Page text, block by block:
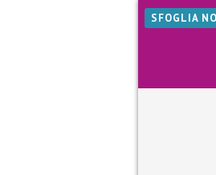
SFOGLIA